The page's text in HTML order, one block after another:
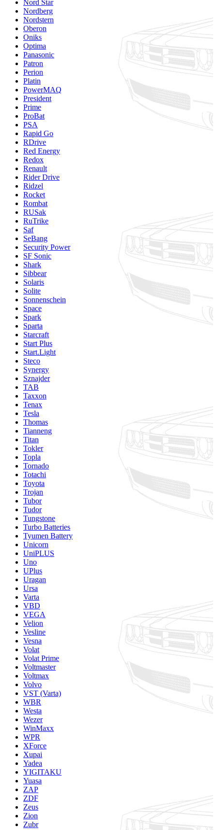
Nord Star
Nordberg
Nordstern
Oberon
Oniks
Optima
Panasonic
Patron
Perion
Platin
PowerMAQ
President
Prime
ProBat
PSA
Rapid Go
RDrive
Red Energy
Redox
Renault
Rider Drive
Ridzel
Rocket
Rombat
RUSak
RuTrike
Saf
SeBang
Security Power
SF Sonic
Shark
Sibbear
Solaris
Solite
Sonnenschein
Space
Spark
Sparta
Starcraft
Start Plus
Start.Light
Steco
Synergy
Sznajder
TAB
Taxxon
Tenax
Tesla
Thomas
Tianneng
Titan
Tokler
Topla
Tornado
Totachi
Toyota
Trojan
Tubor
Tudor
Tungstone
Turbo Batteries
Tyumen Battery
Unicorn
UniPLUS
Uno
UPlus
Uragan
Ursa
Varta
VBD
VEGA
Velion
Vesline
Vesna
Volat
Volat Prime
Voltmaster
Voltmax
Volvo
VST (Varta)
WBR
Westa
Wezer
WinMaxx
WPR
XForce
Xupai
Yadea
YIGITAKU
Yuasa
ZAP
ZDF
Zeus
Zion
Zubr